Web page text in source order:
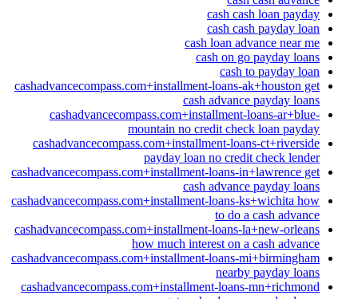
cash cash loan payday
cash cash payday loan
cash loan advance near me
cash on go payday loans
cash to payday loan
cashadvancecompass.com+installment-loans-ak+houston get
cash advance payday loans
cashadvancecompass.com+installment-loans-ar+blue-
mountain no credit check loan payday
cashadvancecompass.com+installment-loans-ct+riverside
payday loan no credit check lender
cashadvancecompass.com+installment-loans-in+lawrence get
cash advance payday loans
cashadvancecompass.com+installment-loans-ks+wichita how
to do a cash advance
cashadvancecompass.com+installment-loans-la+new-orleans
how much interest on a cash advance
cashadvancecompass.com+installment-loans-mi+birmingham
nearby payday loans
cashadvancecompass.com+installment-loans-mn+richmond